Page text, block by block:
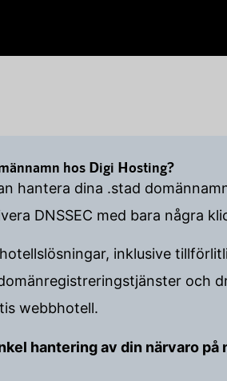
hos Digi Hosting?
hantera dina .stad
DNSSEC med bara några
inklusive
och
webbhotell.
hantering av din närvaro på